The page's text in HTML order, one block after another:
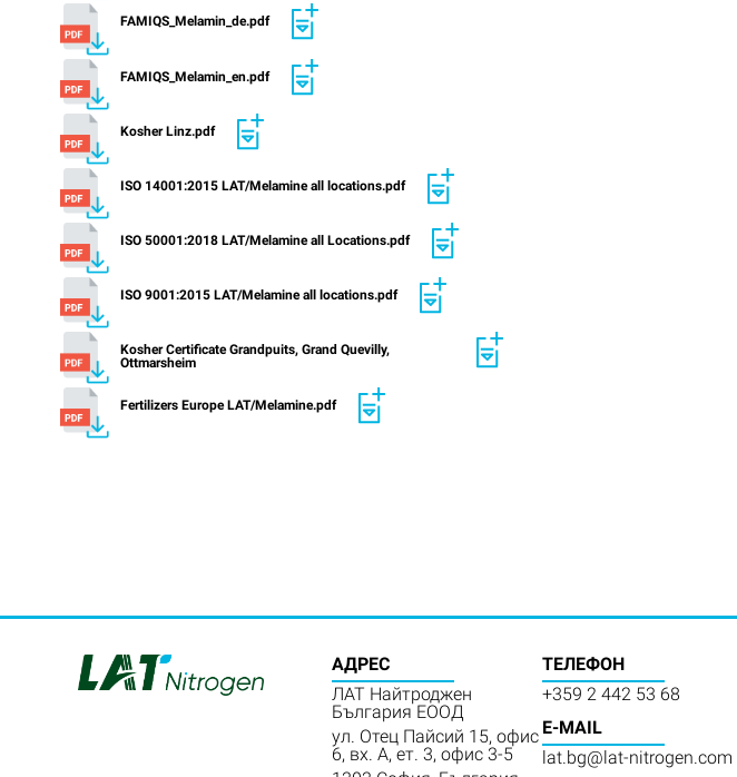
FAMIQS_Melamin_de.pdf
FAMIQS_Melamin_en.pdf
Kosher Linz.pdf
ISO 14001:2015 LAT/Melamine all locations.pdf
ISO 50001:2018 LAT/Melamine all Locations.pdf
ISO 9001:2015 LAT/Melamine all locations.pdf
Kosher Certificate Grandpuits, Grand Quevilly,
Ottmarsheim
Fertilizers Europe LAT/Melamine.pdf
АДРЕС
ЛАТ Найтроджен
България ЕООД
ул. Отец Пайсий 15, офис
6, вх. А, ет. 3, офис 3-5
ТЕЛЕФОН
+359 2 442 53 68
E-MAIL
lat.bg@lat-nitrogen.com